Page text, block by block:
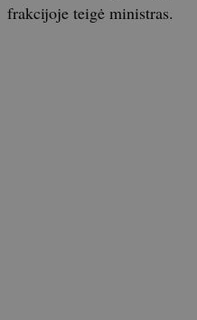
frakcijoje teigė ministras.